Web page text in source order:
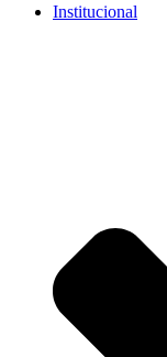
Institucional